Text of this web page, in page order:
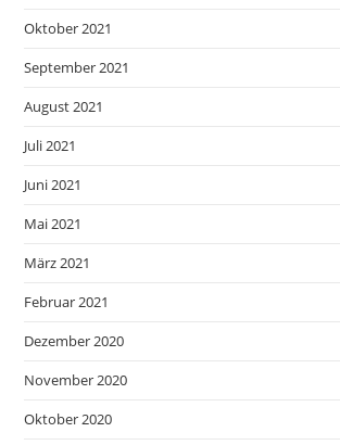
Oktober 2021
September 2021
August 2021
Juli 2021
Juni 2021
Mai 2021
März 2021
Februar 2021
Dezember 2020
November 2020
Oktober 2020